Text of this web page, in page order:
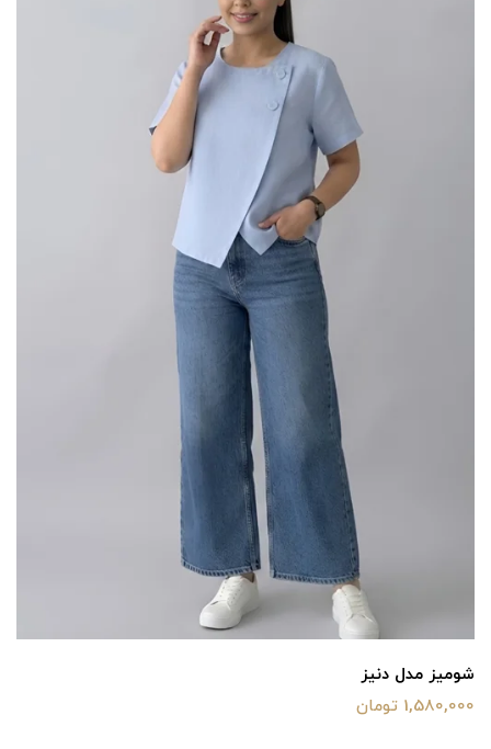
شومیز مدل دنیز
1,580,000 تومان